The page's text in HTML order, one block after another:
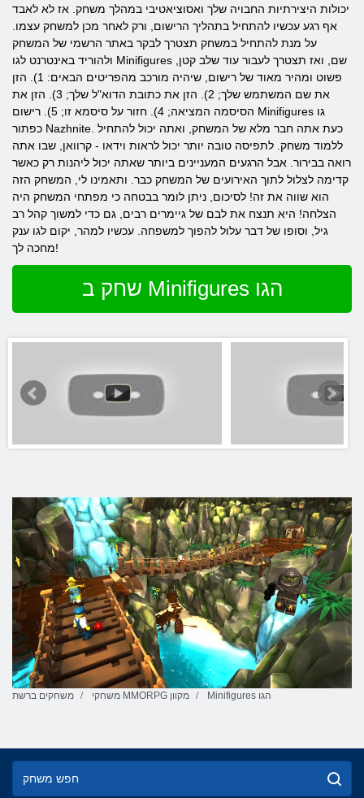
יכולות היצירתיות החבויה שלך ואסוציאטיבי במהלך משחק. אז לא לאבד
אף רגע עכשיו להתחיל בתהליך הרישום, ורק לאחר מכן למשחק עצמו.
על מנת להתחיל במשחק תצטרך לבקר באתר הרשמי של המשחק
ולהוריד באינטרנט לגו Minifigures שם, ואז תצטרך לעבור עוד שלב קטן,
פשוט ומהיר מאוד של רישום, שיהיה מורכב מהפריטים הבאים: 1). הזן
את שם המשתמש שלך; 2). הזן את כתובת הדוא"ל שלך; 3). הזן את
הסיסמה המציאה; 4). חזור על סיסמא זו; 5). רישום Minifigures גו
כפתור Nazhnite. כעת אתה חבר מלא של המשחק, ואתה יכול להתחיל
ללמוד משחק. לתפיסה טובה יותר יכול לראות וידאו - קרוואן, שבו אתה
רואה בבירור. אבל הרגעים המעניינים ביותר שאתה יכול ליהנות רק כאשר
קדימה לצלול לתוך האירועים של המשחק כבר. ותאמינו לי, המשחק הזה
הוא שווה את זה! לסיכום, ניתן לומר בבטחה כי מפתחי המשחק היה
הצלחה! היא תנצח את לבם של גיימרים רבים, גם כדי למשוך קהל רב
גיל, וסופו של דבר עלול להפוך למשפחה. עכשיו למהר, יקום לגו ענק
מחכה לך!
שחק ב Minifigures הגו
משחקים ברשת משחקי MMORPG מקוון Minifigures הגו